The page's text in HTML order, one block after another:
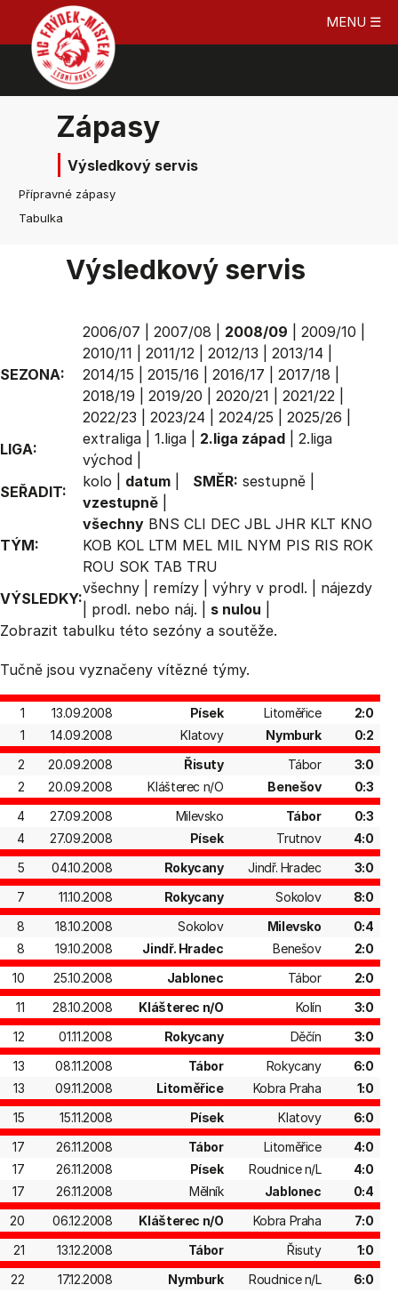
MENU ☰
Zápasy
Výsledkový servis
Přípravné zápasy
Tabulka
Výsledkový servis
SEZONA:
2006/07 2007/08 2008/09 2009/10
2010/11
2011/12 2012/13 2013/14
2014/15
2015/16 2016/17 2017/18
2018/19
2019/20 2020/21 2021/22
2022/23
2023/24 2024/25 2025/26
LIGA:
extraliga 1.liga 2.liga západ
2.liga
východ
SEŘADIT:
kolo datum SMĚR: sestupně
vzestupně
TÝM:
všechny BNS CLI DEC JBL JHR KLT KNO
KOB KOL LTM MEL MIL NYM PIS RIS ROK
ROU SOK TAB TRU
VÝSLEDKY:
všechny remízy výhry v prodl.
nájezdy
prodl. nebo náj. s nulou
Zobrazit tabulku této sezóny a soutěže.
Tučně jsou vyznačeny vítězné týmy.
1 13.09.2008 Písek Litoměřice
2:0
1
14.09.2008 Klatovy Nymburk
0:2
2
20.09.2008 Řisuty Tábor
3:0
2
20.09.2008 Klášterec n/O Benešov
0:3
4
27.09.2008 Milevsko Tábor
0:3
4
27.09.2008 Písek Trutnov
4:0
5
04.10.2008 Rokycany Jindř. Hradec
3:0
7
11.10.2008 Rokycany Sokolov
8:0
8
18.10.2008 Sokolov Milevsko
0:4
8
19.10.2008 Jindř. Hradec Benešov
2:0
10
25.10.2008 Jablonec Tábor
2:0
11
28.10.2008 Klášterec n/O Kolín
3:0
12
01.11.2008 Rokycany Děčín
3:0
13
08.11.2008 Tábor Rokycany
6:0
13
09.11.2008 Litoměřice Kobra Praha
1:0
15
15.11.2008 Písek Klatovy
6:0
17
26.11.2008 Tábor Litoměřice
4:0
17
26.11.2008 Písek Roudnice n/L
4:0
17
26.11.2008 Mělník Jablonec
0:4
20
06.12.2008 Klášterec n/O Kobra Praha
7:0
21
13.12.2008 Tábor Řisuty
1:0
22
17.12.2008 Nymburk Roudnice n/L
6:0